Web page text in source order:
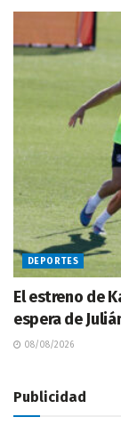
DEPORTES
El estreno de
espera de
08/08/2026
Publicidad